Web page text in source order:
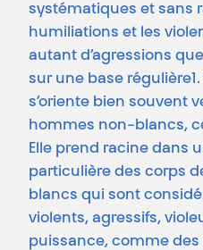
systématiques et sans
humiliations et les
autant d’agressions
sur une base
s’oriente bien souvent
hommes non-blancs,
Elle prend racine dans
particulière des corps
blancs qui sont
violents, agressifs,
puissance, comme des